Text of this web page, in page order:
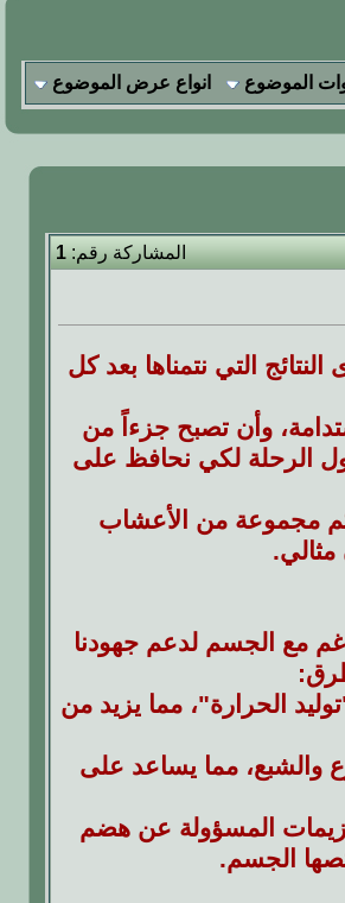
الموضوع انواع عرض الموضوع
المشاركة رقم:1
التي نتمناها بعد كل
وأن تصبح جزءاً من
الرحلة لكي نحافظ على
مجموعة من الأعشاب
مثالي.
مع الجسم لدعم جهودنا
الحرارة"، مما يزيد من
والشبع، مما يساعد على
المسؤولة عن هضم
الجسم.